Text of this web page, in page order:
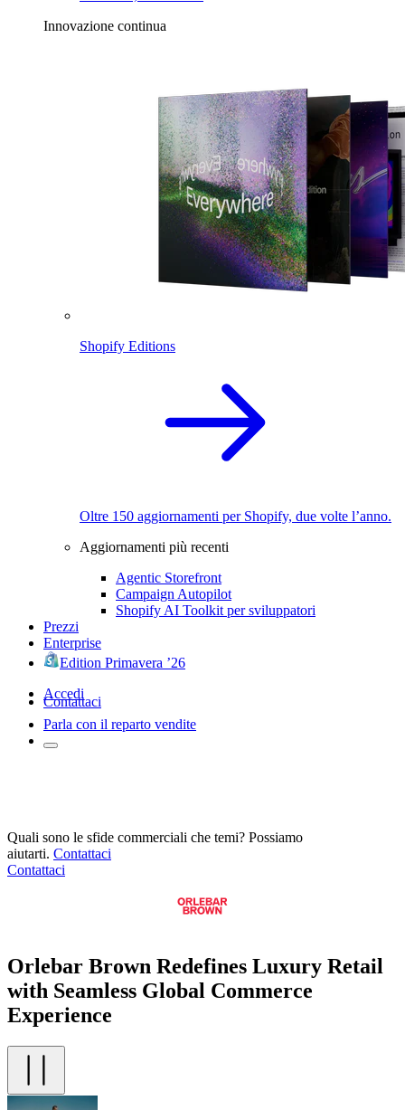
Innovazione continua
Shopify Editions
Oltre 150 aggiornamenti per Shopify, due volte l’anno.
Aggiornamenti più recenti
Agentic Storefront
Campaign Autopilot
Shopify AI Toolkit per sviluppatori
Prezzi
Enterprise
Edition Primavera ’26
Accedi
Contattaci
Parla con il reparto vendite
Quali sono le sfide commerciali che temi? Possiamo
aiutarti. Contattaci
Contattaci
Orlebar Brown Redefines Luxury Retail
with Seamless Global Commerce
Experience